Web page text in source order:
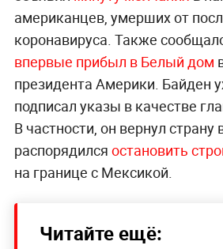
американцев, умерших от
коронавируса. Также
впервые прибыл в Белый дом
президента Америки. Байден
подписал указы в качестве
В частности, он вернул
распорядился остановить
на границе с Мексикой.
Читайте ещё: